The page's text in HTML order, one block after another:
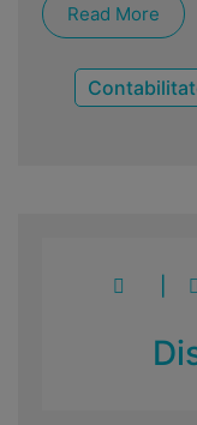
Read More